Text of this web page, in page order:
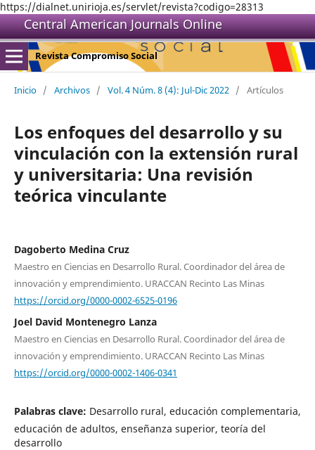
https://dialnet.unirioja.es/servlet/revista?codigo=28313
Central American Journals Online
Revista Compromiso Social
Inicio / Archivos / Vol. 4 Núm. 8 (4): Jul-Dic 2022 / Artículos
Los enfoques del desarrollo y su
vinculación con la extensión rural
y universitaria: Una revisión
teórica vinculante
Dagoberto Medina Cruz
Maestro en Ciencias en Desarrollo Rural. Coordinador del área de
innovación y emprendimiento. URACCAN Recinto Las Minas
https://orcid.org/0000-0002-6525-0196
Joel David Montenegro Lanza
Maestro en Ciencias en Desarrollo Rural. Coordinador del área de
innovación y emprendimiento. URACCAN Recinto Las Minas
https://orcid.org/0000-0002-1406-0341
Palabras clave: Desarrollo rural, educación complementaria,
educación de adultos, enseñanza superior, teoría del
desarrollo